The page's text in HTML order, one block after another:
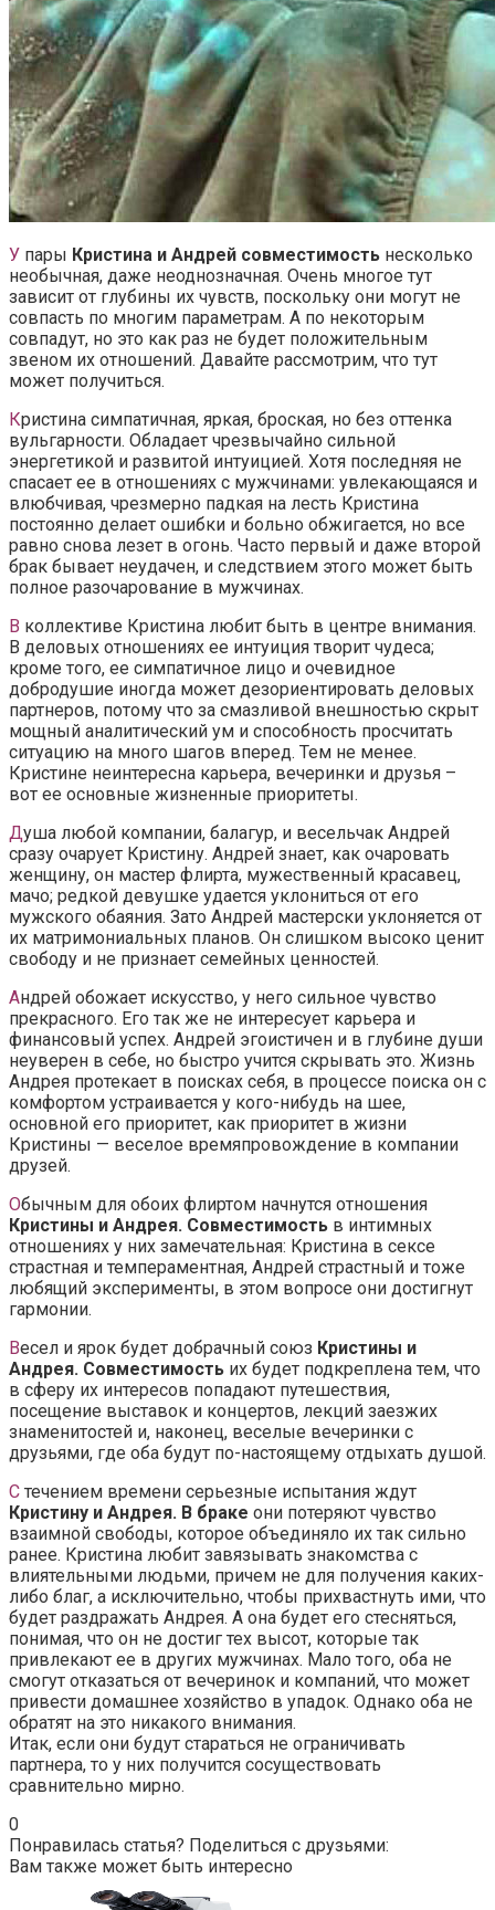
У пары Кристина и Андрей совместимость несколько
необычная, даже неоднозначная. Очень многое тут
зависит от глубины их чувств, поскольку они могут не
совпасть по многим параметрам. А по некоторым
совпадут, но это как раз не будет положительным
звеном их отношений. Давайте рассмотрим, что тут
может получиться.
Кристина симпатичная, яркая, броская, но без оттенка
вульгарности. Обладает чрезвычайно сильной
энергетикой и развитой интуицией. Хотя последняя не
спасает ее в отношениях с мужчинами: увлекающаяся и
влюбчивая, чрезмерно падкая на лесть Кристина
постоянно делает ошибки и больно обжигается, но все
равно снова лезет в огонь. Часто первый и даже второй
брак бывает неудачен, и следствием этого может быть
полное разочарование в мужчинах.
В коллективе Кристина любит быть в центре внимания.
В деловых отношениях ее интуиция творит чудеса;
кроме того, ее симпатичное лицо и очевидное
добродушие иногда может дезориентировать деловых
партнеров, потому что за смазливой внешностью скрыт
мощный аналитический ум и способность просчитать
ситуацию на много шагов вперед. Тем не менее.
Кристине неинтересна карьера, вечеринки и друзья –
вот ее основные жизненные приоритеты.
Душа любой компании, балагур, и весельчак Андрей
сразу очарует Кристину. Андрей знает, как очаровать
женщину, он мастер флирта, мужественный красавец,
мачо; редкой девушке удается уклониться от его
мужского обаяния. Зато Андрей мастерски уклоняется от
их матримониальных планов. Он слишком высоко ценит
свободу и не признает семейных ценностей.
Андрей обожает искусство, у него сильное чувство
прекрасного. Его так же не интересует карьера и
финансовый успех. Андрей эгоистичен и в глубине души
неуверен в себе, но быстро учится скрывать это. Жизнь
Андрея протекает в поисках себя, в процессе поиска он с
комфортом устраивается у кого-нибудь на шее,
основной его приоритет, как приоритет в жизни
Кристины — веселое времяпровождение в компании
друзей.
Обычным для обоих флиртом начнутся отношения
Кристины и Андрея. Совместимость в интимных
отношениях у них замечательная: Кристина в сексе
страстная и темпераментная, Андрей страстный и тоже
любящий эксперименты, в этом вопросе они достигнут
гармонии.
Весел и ярок будет добрачный союз Кристины и
Андрея. Совместимость их будет подкреплена тем, что
в сферу их интересов попадают путешествия,
посещение выставок и концертов, лекций заезжих
знаменитостей и, наконец, веселые вечеринки с
друзьями, где оба будут по-настоящему отдыхать душой.
С течением времени серьезные испытания ждут
Кристину и Андрея. В браке они потеряют чувство
взаимной свободы, которое объединяло их так сильно
ранее. Кристина любит завязывать знакомства с
влиятельными людьми, причем не для получения каких-
либо благ, а исключительно, чтобы прихвастнуть ими, что
будет раздражать Андрея. А она будет его стесняться,
понимая, что он не достиг тех высот, которые так
привлекают ее в других мужчинах. Мало того, оба не
смогут отказаться от вечеринок и компаний, что может
привести домашнее хозяйство в упадок. Однако оба не
обратят на это никакого внимания.
Итак, если они будут стараться не ограничивать
партнера, то у них получится сосуществовать
сравнительно мирно.
0
Понравилась статья? Поделиться с друзьями:
Вам также может быть интересно